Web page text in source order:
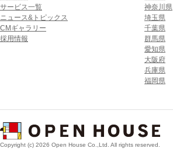
サービス一覧
ニュース&トピックス
CMギャラリー
採用情報
神奈川県
埼玉県
千葉県
群馬県
愛知県
大阪府
兵庫県
福岡県
Copyright (c) 2026 Open House Co.,Ltd. All rights reserved.